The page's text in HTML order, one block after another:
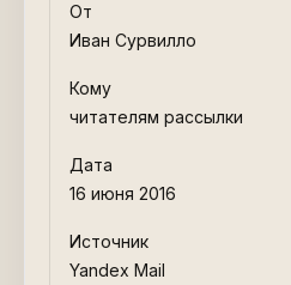
От
Иван Сурвилло
Кому
читателям рассылки
Дата
16 июня 2016
Источник
Yandex Mail